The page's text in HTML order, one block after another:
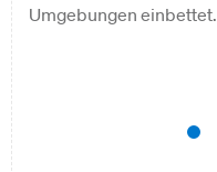
Umgebungen einbettet.